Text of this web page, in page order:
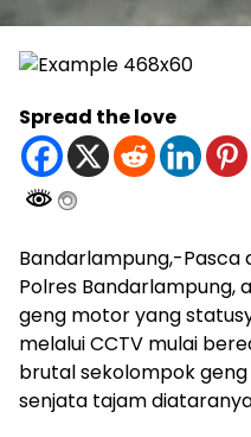
Spread the love
Bandarlampung,-
Polres Bandarlampung,
geng motor yang
melalui CCTV mulai
brutal sekolompok
senjata tajam